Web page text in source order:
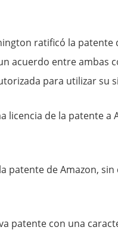
ratificó la
acuerdo entre ambas
para utilizar su
licencia de la patente a
de Amazon, sin
patente con una